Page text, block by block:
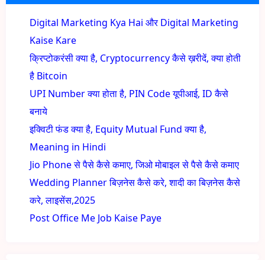
Digital Marketing Kya Hai और Digital Marketing
Kaise Kare
क्रिप्टोकरंसी क्या है, Cryptocurrency कैसे ख़रीदें, क्या होती
है Bitcoin
UPI Number क्या होता है, PIN Code यूपीआई, ID कैसे
बनाये
इक्विटी फंड क्या है, Equity Mutual Fund क्या है,
Meaning in Hindi
Jio Phone से पैसे कैसे कमाए, जिओ मोबाइल से पैसे कैसे कमाए
Wedding Planner बिज़नेस कैसे करे, शादी का बिज़नेस कैसे
करे, लाइसेंस,2025
Post Office Me Job Kaise Paye